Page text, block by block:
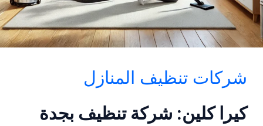
شركات تنظيف المنازل
كيرا كلين: شركة تنظيف بجدة